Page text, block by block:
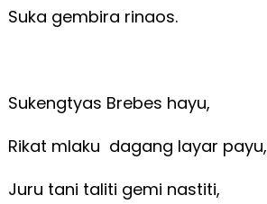
Suka gembira rinaos.
Sukengtyas Brebes hayu,
Rikat mlaku dagang layar payu,
Juru tani taliti gemi nastiti,